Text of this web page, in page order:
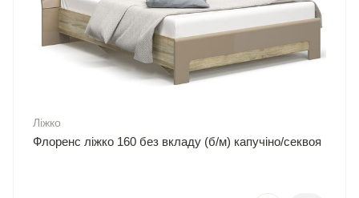
Ліжко
Флоренс ліжко 160 без вкладу (б/м) капучіно/секвоя